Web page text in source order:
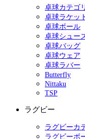
卓球カテゴ
卓球ラケッ
卓球ボール
卓球シュー
卓球バッグ
卓球ウェア
卓球ラバー
Butterfly
Nittaku
TSP
ラグビー
ラグビーカ
ラグビーボ